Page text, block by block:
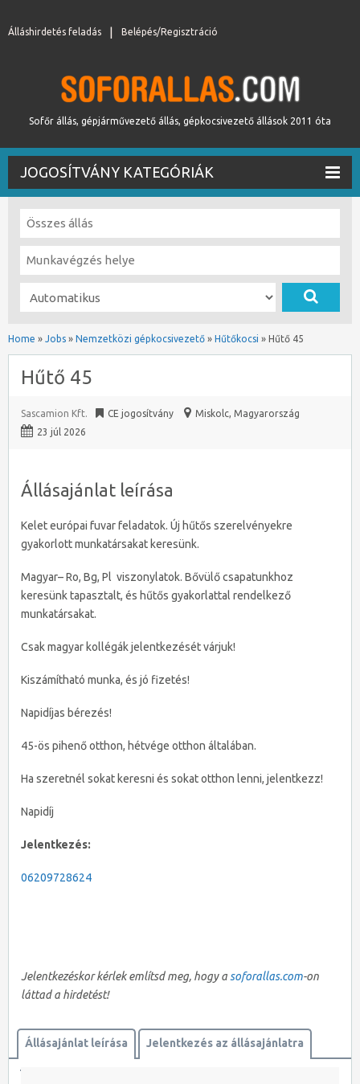
Belépés/Regisztráció
Álláshirdetés feladás
Sofőr állás, gépjárművezető állás, gépkocsivezető állások 2011 óta
JOGOSÍTVÁNY KATEGÓRIÁK
Home » Jobs » Nemzetközi gépkocsivezető » Hűtőkocsi » Hűtő 45
Hűtő 45
Sascamion Kft. CE jogosítvány Miskolc, Magyarország
23 júl 2026
Állásajánlat leírása
Kelet európai fuvar feladatok. Új hűtős szerelvényekre
gyakorlott munkatársakat keresünk.
Magyar– Ro, Bg, Pl viszonylatok. Bővülő csapatunkhoz
keresünk tapasztalt, és hűtős gyakorlattal rendelkező
munkatársakat.
Csak magyar kollégák jelentkezését várjuk!
Kiszámítható munka, és jó fizetés!
Napidíjas bérezés!
45-ös pihenő otthon, hétvége otthon általában.
Ha szeretnél sokat keresni és sokat otthon lenni, jelentkezz!
Napidíj
Jelentkezés:
06209728624
Jelentkezéskor kérlek említsd meg, hogy a soforallas.com-on
láttad a hirdetést!
Állásajánlat leírása Jelentkezés az állásajánlatra
Térkép megtekintése